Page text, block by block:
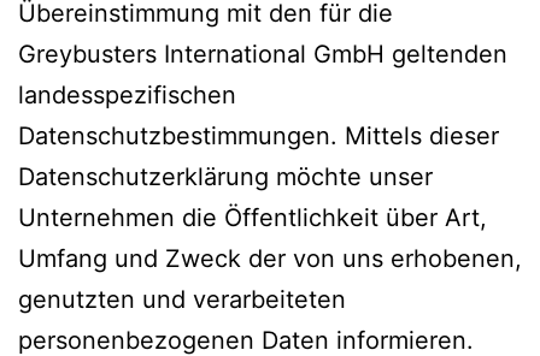
Übereinstimmung mit den für die
Greybusters International GmbH geltenden
landesspezifischen
Datenschutzbestimmungen. Mittels dieser
Datenschutzerklärung möchte unser
Unternehmen die Öffentlichkeit über Art,
Umfang und Zweck der von uns erhobenen,
genutzten und verarbeiteten
personenbezogenen Daten informieren.